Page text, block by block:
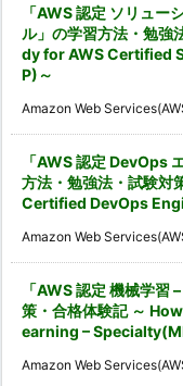
「AWS 認定 ソリュー
ル」の学習方法・勉強
dy for AWS Certified
P)～
Amazon Web
「AWS 認定 DevOps
方法・勉強法・試験
Certified DevOps
Amazon Web
「AWS 認定 機械学習
策・合格体験記 ～
earning –
Amazon Web